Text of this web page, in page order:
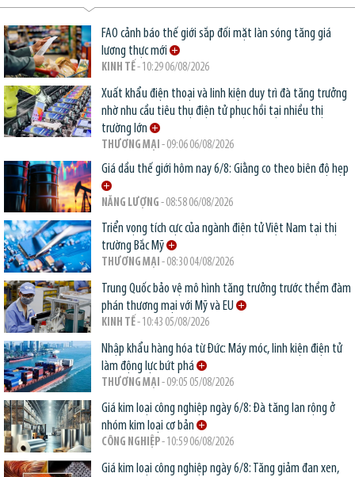
FAO cảnh báo thế giới sắp đối mặt làn sóng tăng giá
lương thực mới
KINH TẾ- 10:29 06/08/2026
Xuất khẩu điện thoại và linh kiện duy trì đà tăng trưởng
nhờ nhu cầu tiêu thụ điện tử phục hồi tại nhiều thị
trường lớn
THƯƠNG MẠI - 09:06 06/08/2026
Giá dầu thế giới hôm nay 6/8: Giằng co theo biên độ hẹp
NĂNG LƯỢNG - 08:58 06/08/2026
Triển vọng tích cực của ngành điện tử Việt Nam tại thị
trường Bắc Mỹ
THƯƠNG MẠI - 08:30 04/08/2026
Trung Quốc bảo vệ mô hình tăng trưởng trước thềm đàm
phán thương mại với Mỹ và EU
KINH TẾ- 10:43 05/08/2026
Nhập khẩu hàng hóa từ Đức: Máy móc, linh kiện điện tử
làm động lực bứt phá
THƯƠNG MẠI - 09:05 05/08/2026
Giá kim loại công nghiệp ngày 6/8: Đà tăng lan rộng ở
nhóm kim loại cơ bản
CÔNG NGHIỆP- 10:59 06/08/2026
Giá kim loại công nghiệp ngày 6/8: Tăng giảm đan xen,